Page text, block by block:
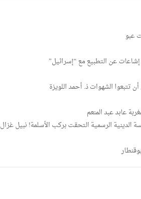
عبو
عن التطبيع مع “إسرائيل”
تتبعوا الشهوات ذ. أحمد اللويزة
عابد عبد المنعم
الدينية الرسمية التحقت بركب الأسلمة! نبيل غزال